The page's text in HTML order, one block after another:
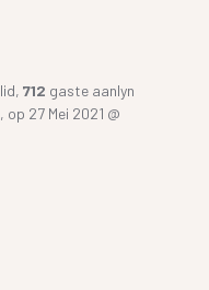
lid,712 gaste aanlyn
, op 27 Mei 2021 @